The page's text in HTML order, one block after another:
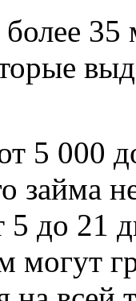
35
5 000
займа
5 до 21
могут